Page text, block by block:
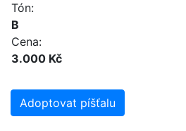
Tón:
B
Cena:
3.000 Kč
Adoptovat píšťalu